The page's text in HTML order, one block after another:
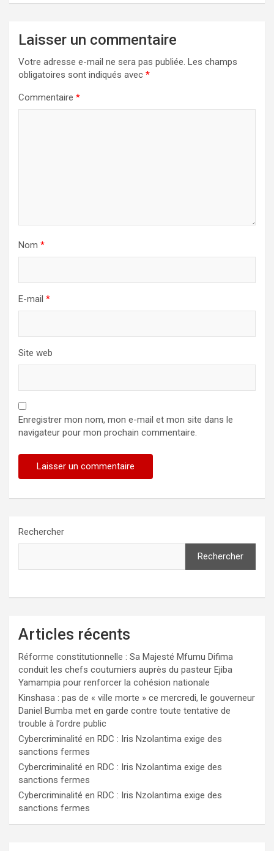
Laisser un commentaire
Votre adresse e-mail ne sera pas publiée. Les champs
obligatoires sont indiqués avec *
Commentaire *
Nom *
E-mail *
Site web
Enregistrer mon nom, mon e-mail et mon site dans le
navigateur pour mon prochain commentaire.
Rechercher
Rechercher
Articles récents
Réforme constitutionnelle : Sa Majesté Mfumu Difima
conduit les chefs coutumiers auprès du pasteur Ejiba
Yamampia pour renforcer la cohésion nationale
Kinshasa : pas de « ville morte » ce mercredi, le gouverneur
Daniel Bumba met en garde contre toute tentative de
trouble à l’ordre public
Cybercriminalité en RDC : Iris Nzolantima exige des
sanctions fermes
Cybercriminalité en RDC : Iris Nzolantima exige des
sanctions fermes
Cybercriminalité en RDC : Iris Nzolantima exige des
sanctions fermes